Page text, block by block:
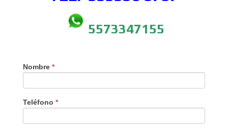
5573347155
Nombre *
Teléfono *